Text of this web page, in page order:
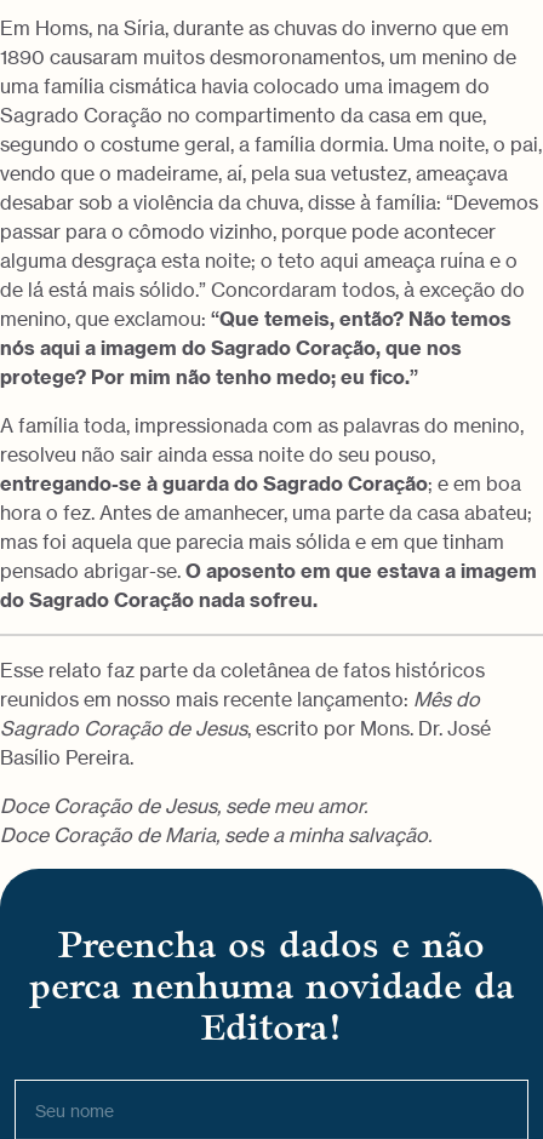
Em Homs, na Síria, durante as chuvas do inverno que em
1890 causaram muitos desmoronamentos, um menino de
uma família cismática havia colocado uma imagem do
Sagrado Coração no compartimento da casa em que,
segundo o costume geral, a família dormia. Uma noite, o pai,
vendo que o madeirame, aí, pela sua vetustez, ameaçava
desabar sob a violência da chuva, disse à família: “Devemos
passar para o cômodo vizinho, porque pode acontecer
alguma desgraça esta noite; o teto aqui ameaça ruína e o
de lá está mais sólido.” Concordaram todos, à exceção do
menino, que exclamou: “Que temeis, então? Não temos
nós aqui a imagem do Sagrado Coração, que nos
protege? Por mim não tenho medo; eu fico.”
A família toda, impressionada com as palavras do menino,
resolveu não sair ainda essa noite do seu pouso,
entregando-se à guarda do Sagrado Coração; e em boa
hora o fez. Antes de amanhecer, uma parte da casa abateu;
mas foi aquela que parecia mais sólida e em que tinham
pensado abrigar-se. O aposento em que estava a imagem
do Sagrado Coração nada sofreu.
Esse relato faz parte da coletânea de fatos históricos
reunidos em nosso mais recente lançamento: Mês do
Sagrado Coração de Jesus, escrito por Mons. Dr. José
Basílio Pereira.
Doce Coração de Jesus, sede meu amor.
Doce Coração de Maria, sede a minha salvação.
Preencha os dados e não
perca nenhuma novidade da
Editora!